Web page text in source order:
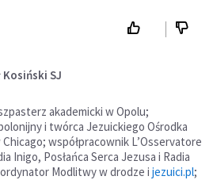
SJ
akademicki w Opolu;
i twórca Jezuickiego Ośrodka
współpracownik L’Osservatore
Inigo, Posłańca Serca Jezusa i Radia
Modlitwy w drodze i jezuici.pl;